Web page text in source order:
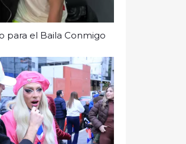
para el Baila Conmigo